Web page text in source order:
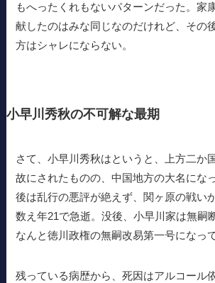
もへったくれもないパターンだった。家
献したのはみな同じなのだけれど、その
方はシャレにならない。
小早川秀秋の不可解な最期
さて、小早川秀秋はというと、上方二か
故にされたものの、中国地方の大名にな
後は乱行の悪評が絶えず、関ヶ原の戦い
数え年21で急逝。没後、小早川家は無嗣
なんと徳川政権の無嗣改易第一号になっ
残っている病歴から、死因はアルコール